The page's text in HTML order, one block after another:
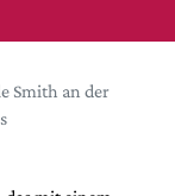
Smith an der